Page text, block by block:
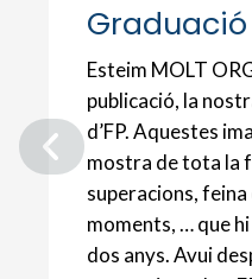
Graduació
Esteim MOLT
publicació, la
d’FP. Aquestes
mostra de tota la
superacions, feina
moments, … que
dos anys. Avui